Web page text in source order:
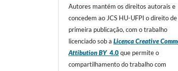
Autores mantém os direitos autorais e
concedem ao JCS HU-UFPI o direito de
primeira publicação, com o trabalho
licenciado sob aLicença Creative
Attibution BY4.0que permite o
compartilhamento do trabalho com